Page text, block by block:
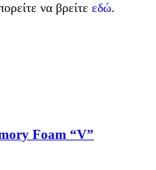
να βρείτε εδώ.
Foam “V”